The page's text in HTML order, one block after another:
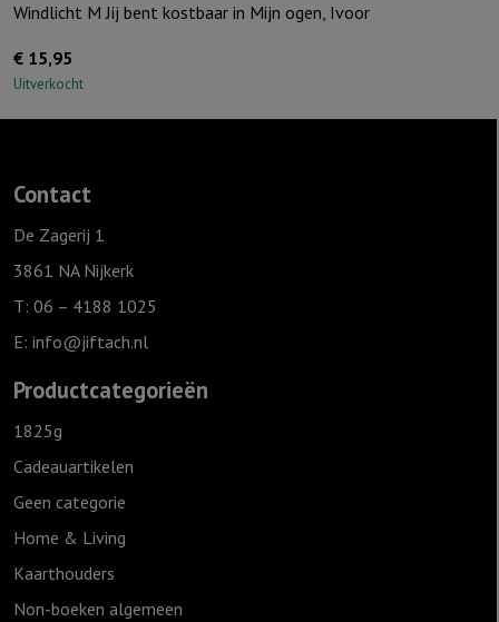
Windlicht M Jij bent kostbaar in Mijn ogen, Ivoor
€ 15,95
Uitverkocht
Contact
De Zagerij 1
3861 NA Nijkerk
T: 06 – 4188 1025
E: info@jiftach.nl
Productcategorieën
1825g
Cadeauartikelen
Geen categorie
Home & Living
Kaarthouders
Non-boeken algemeen